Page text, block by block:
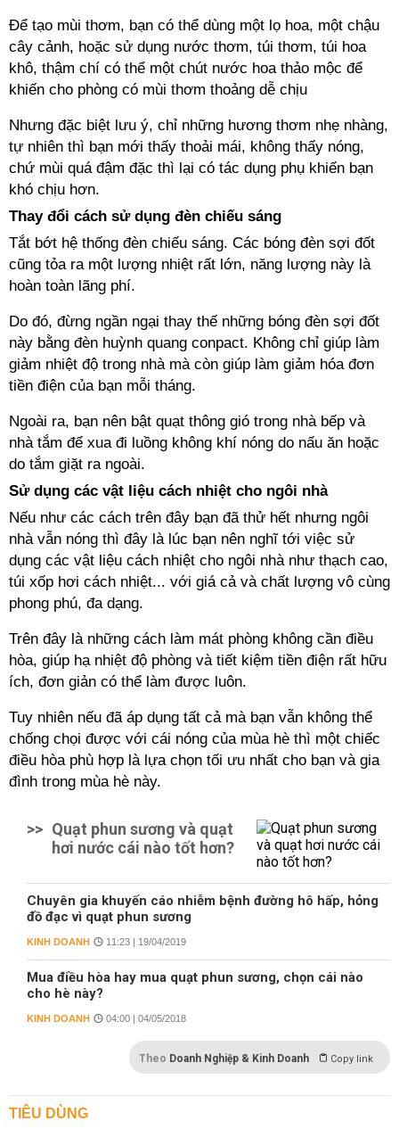
Để tạo mùi thơm, bạn có thể dùng một lọ hoa, một chậu
cây cảnh, hoặc sử dụng nước thơm, túi thơm, túi hoa
khô, thậm chí có thể một chút nước hoa thảo mộc để
khiến cho phòng có mùi thơm thoảng dễ chịu
Nhưng đặc biệt lưu ý, chỉ những hương thơm nhẹ nhàng,
tự nhiên thì bạn mới thấy thoải mái, không thấy nóng,
chứ mùi quá đậm đặc thì lại có tác dụng phụ khiến bạn
khó chịu hơn.
Thay đổi cách sử dụng đèn chiếu sáng
Tắt bớt hệ thống đèn chiếu sáng. Các bóng đèn sợi đốt
cũng tỏa ra một lượng nhiệt rất lớn, năng lượng này là
hoàn toàn lãng phí.
Do đó, đừng ngần ngại thay thế những bóng đèn sợi đốt
này bằng đèn huỳnh quang conpact. Không chỉ giúp làm
giảm nhiệt độ trong nhà mà còn giúp làm giảm hóa đơn
tiền điện của bạn mỗi tháng.
Ngoài ra, bạn nên bật quạt thông gió trong nhà bếp và
nhà tắm để xua đi luồng không khí nóng do nấu ăn hoặc
do tắm giặt ra ngoài.
Sử dụng các vật liệu cách nhiệt cho ngôi nhà
Nếu như các cách trên đây bạn đã thử hết nhưng ngôi
nhà vẫn nóng thì đây là lúc bạn nên nghĩ tới việc sử
dụng các vật liệu cách nhiệt cho ngôi nhà như thạch cao,
túi xốp hơi cách nhiệt... với giá cả và chất lượng vô cùng
phong phú, đa dạng.
Trên đây là những cách làm mát phòng không cần điều
hòa, giúp hạ nhiệt độ phòng và tiết kiệm tiền điện rất hữu
ích, đơn giản có thể làm được luôn.
Tuy nhiên nếu đã áp dụng tất cả mà bạn vẫn không thể
chống chọi được với cái nóng của mùa hè thì một chiếc
điều hòa phù hợp là lựa chọn tối ưu nhất cho bạn và gia
đình trong mùa hè này.
>> Quạt phun sương và quạt
hơi nước cái nào tốt hơn?
Chuyên gia khuyến cáo nhiễm bệnh đường hô hấp, hỏng
đồ đạc vì quạt phun sương
KINH DOANH 11:23 | 19/04/2019
Mua điều hòa hay mua quạt phun sương, chọn cái nào
cho hè này?
KINH DOANH 04:00 | 04/05/2018
Theo Doanh Nghiệp & Kinh Doanh Copy link
TIÊU DÙNG